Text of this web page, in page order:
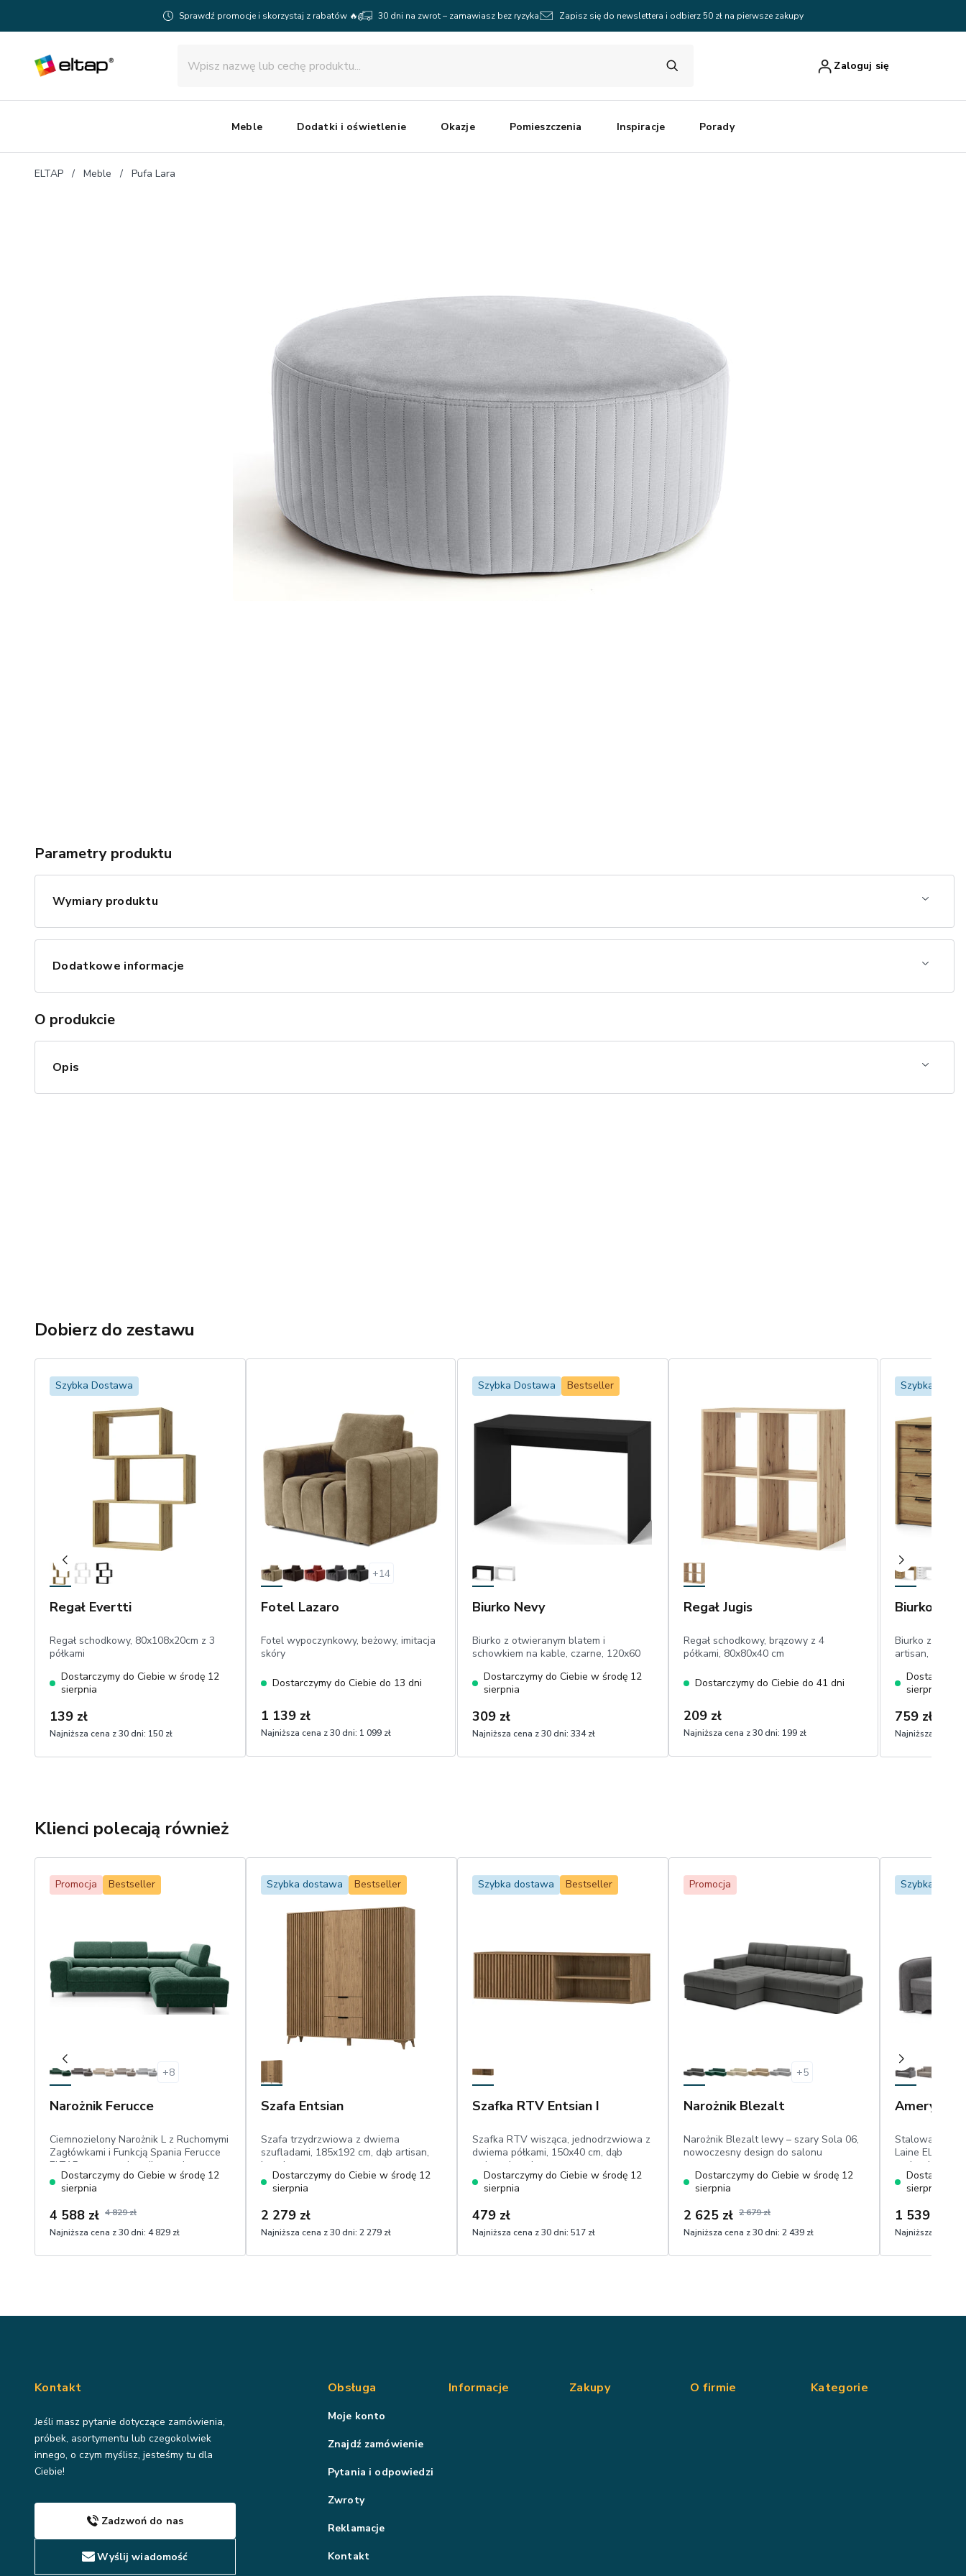
Sprawdź promocje i skorzystaj z rabatów 🔥 30 dni na zwrot – zamawiasz bez ryzyka Zapisz się do newslettera i odbierz 50 zł na pierwsze zakupy
Zaloguj się
Meble Dodatki i oświetlenie Okazje Pomieszczenia Inspiracje Porady
ELTAP Meble Pufa Lara
Parametry produktu
Wymiary produktu
Dodatkowe informacje
O produkcie
Opis
Dobierz do zestawu
Szybka Dostawa
Regał Evertti
Regał schodkowy, 80x108x20cm z 3
półkami
Dostarczymy do Ciebie w środę 12
sierpnia
139 zł
Najniższa cena z 30 dni: 150 zł
+14
Fotel Lazaro
Fotel wypoczynkowy, beżowy, imitacja
skóry
Dostarczymy do Ciebie do 13 dni
1 139 zł
Najniższa cena z 30 dni: 1 099 zł
Szybka Dostawa Bestseller
Biurko Nevy
Biurko z otwieranym blatem i
schowkiem na kable, czarne, 120x60
Dostarczymy do Ciebie w środę 12
sierpnia
309 zł
Najniższa cena z 30 dni: 334 zł
Regał Jugis
Regał schodkowy, brązowy z 4
półkami, 80x80x40 cm
Dostarczymy do Ciebie do 41 dni
209 zł
Najniższa cena z 30 dni: 199 zł
Szybka
Biurko
Biurko z
artisan,
sierpnia
759 zł
Najniższa cena z
Klienci polecają również
Promocja Bestseller
+8
Narożnik Ferucce
Ciemnozielony Narożnik L z Ruchomymi
Zagłówkami i Funkcją Spania Ferucce
ELTAP, prawy, pojemnik, wymiar
posłania: 123x193 cm, welur przyjemny
w dotyku
Dostarczymy do Ciebie w środę 12
sierpnia
4 588 zł 4 829 zł
Najniższa cena z 30 dni: 4 829 zł
Szybka dostawa Bestseller
Szafa Entsian
Szafa trzydrzwiowa z dwiema
szufladami, 185x192 cm, dąb artisan,
lamele
Dostarczymy do Ciebie w środę 12
sierpnia
2 279 zł
Najniższa cena z 30 dni: 2 279 zł
Szybka dostawa Bestseller
Szafka RTV Entsian I
Szafka RTV wisząca, jednodrzwiowa z
dwiema półkami, 150x40 cm, dąb
artisan, lamele
Dostarczymy do Ciebie w środę 12
sierpnia
479 zł
Najniższa cena z 30 dni: 517 zł
Promocja
+5
Narożnik Blezalt
Narożnik Blezalt lewy – szary Sola 06,
nowoczesny design do salonu
Dostarczymy do Ciebie w środę 12
sierpnia
2 625 zł 2 679 zł
Najniższa cena z 30 dni: 2 439 zł
Szybka
Stalowa
Laine ELTAP,
poduszki
ścieranie szenil
sierpnia
1 539 zł
Najniższa cena z
Kontakt
Jeśli masz pytanie dotyczące zamówienia,
próbek, asortymentu lub czegokolwiek
innego, o czym myślisz, jesteśmy tu dla
Ciebie!
Zadzwoń do nas
Wyślij wiadomość
Obsługa
Moje konto
Znajdź zamówienie
Pytania i odpowiedzi
Zwroty
Reklamacje
Kontakt
Informacje Zakupy O firmie Kategorie